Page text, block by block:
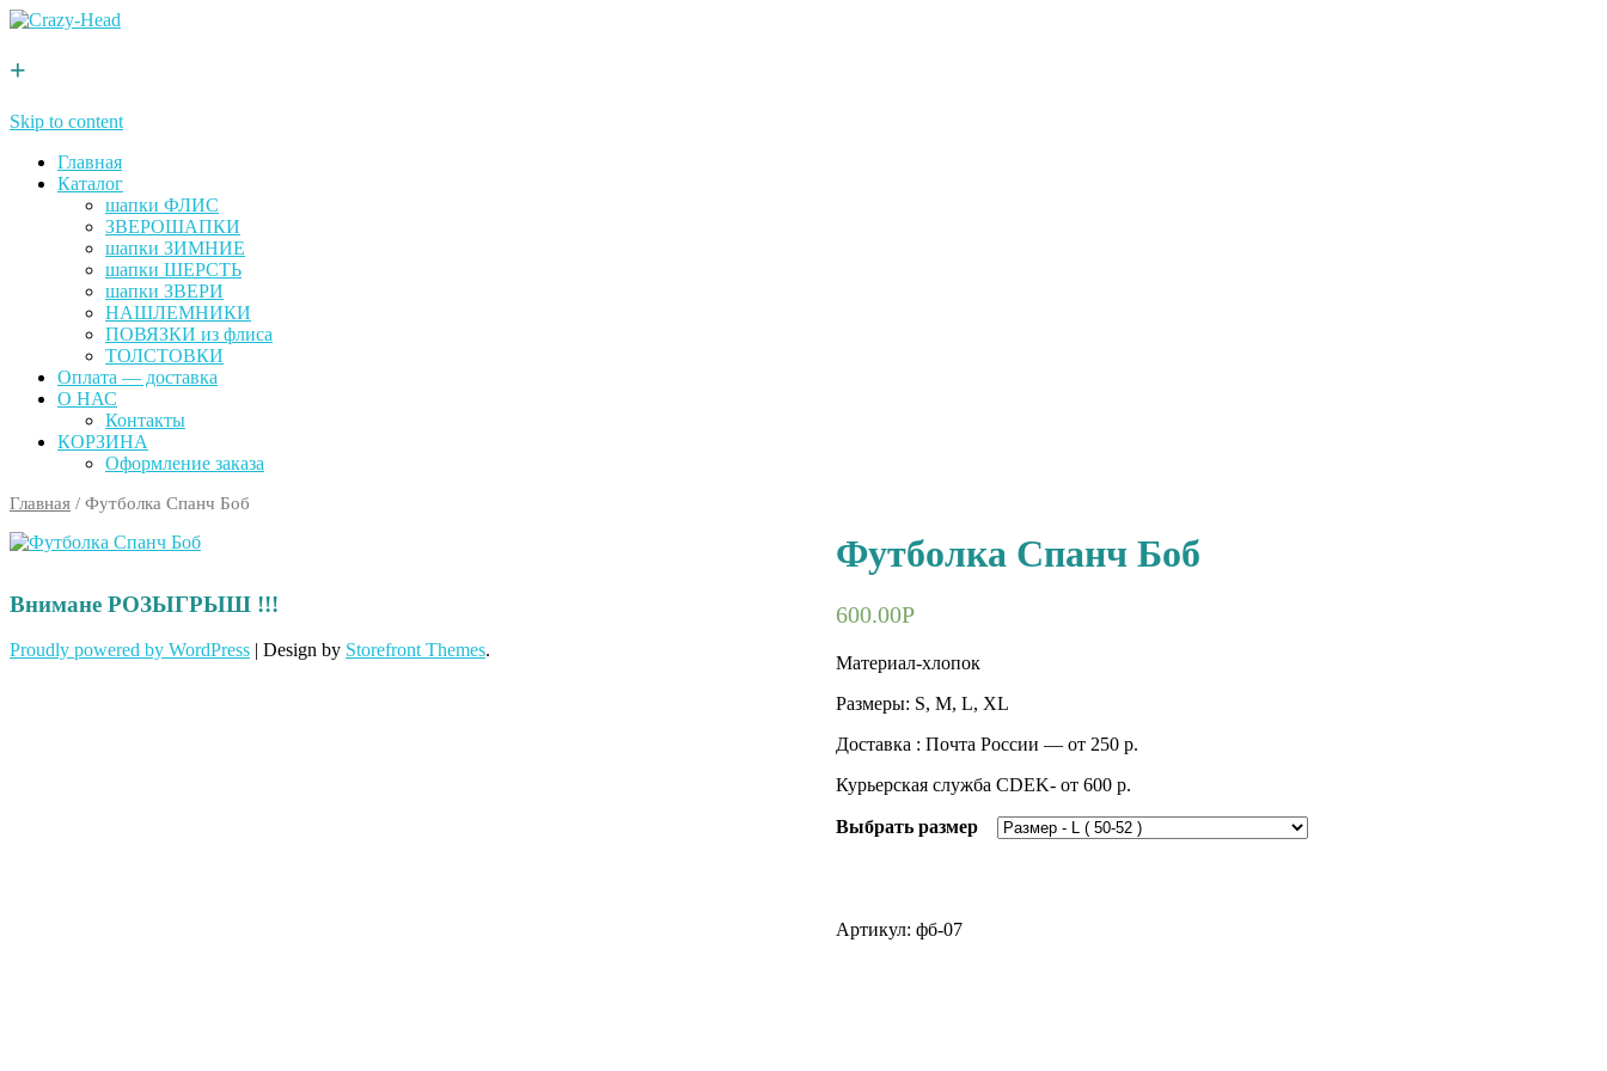
+
Skip to content
Главная
Каталог
шапки ФЛИС
ЗВЕРОШАПКИ
шапки ЗИМНИЕ
шапки ШЕРСТЬ
шапки ЗВЕРИ
НАШЛЕМНИКИ
ПОВЯЗКИ из флиса
ТОЛСТОВКИ
Оплата — доставка
О НАС
Контакты
КОРЗИНА
Оформление заказа
Главная / Футболка Спанч Боб
Футболка Спанч Боб
600.00Р
Материал-хлопок
Размеры: S, M, L, XL
Доставка : Почта России — от 250 р.
Курьерская служба CDEK- от 600 р.
Выбрать размер
Артикул: фб-07
Внимане РОЗЫГРЫШ !!!
Proudly powered by WordPress | Design by Storefront Themes.